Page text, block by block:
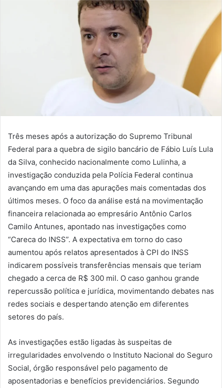
Três meses após a autorização do Supremo Tribunal
Federal para a quebra de sigilo bancário de Fábio Luís Lula
da Silva, conhecido nacionalmente como Lulinha, a
investigação conduzida pela Polícia Federal continua
avançando em uma das apurações mais comentadas dos
últimos meses. O foco da análise está na movimentação
financeira relacionada ao empresário Antônio Carlos
Camilo Antunes, apontado nas investigações como
“Careca do INSS”. A expectativa em torno do caso
aumentou após relatos apresentados à CPI do INSS
indicarem possíveis transferências mensais que teriam
chegado a cerca de R$ 300 mil. O caso ganhou grande
repercussão política e jurídica, movimentando debates nas
redes sociais e despertando atenção em diferentes
setores do país.
As investigações estão ligadas às suspeitas de
irregularidades envolvendo o Instituto Nacional do Seguro
Social, órgão responsável pelo pagamento de
aposentadorias e benefícios previdenciários. Segundo